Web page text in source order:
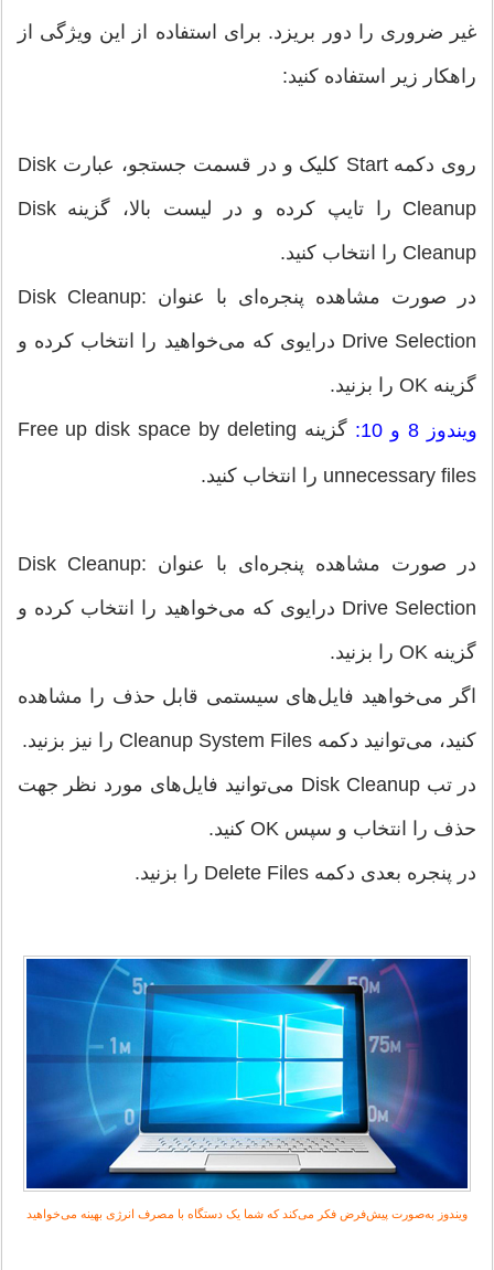
غیر ضروری را دور بریزد. برای استفاده از این ویژگی از
راهکار زیر استفاده کنید:
روی دکمه Start کلیک و در قسمت جستجو، عبارت Disk
Cleanup را تایپ کرده و در لیست بالا، گزینه Disk
Cleanup را انتخاب کنید.
در صورت مشاهده پنجره‌ای با عنوان Disk Cleanup:
Drive Selection درایوی که می‌خواهید را انتخاب کرده و
گزینه OK را بزنید.
ویندوز 8 و 10: گزینه Free up disk space by deleting
unnecessary files را انتخاب کنید.
در صورت مشاهده پنجره‌ای با عنوان Disk Cleanup:
Drive Selection درایوی که می‌خواهید را انتخاب کرده و
گزینه OK را بزنید.
اگر می‌خواهید فایل‌های سیستمی قابل حذف را مشاهده
کنید، می‌توانید دکمه Cleanup System Files را نیز بزنید.
در تب Disk Cleanup می‌توانید فایل‌های مورد نظر جهت
حذف را انتخاب و سپس OK کنید.
در پنجره بعدی دکمه Delete Files را بزنید.
ویندوز به‌صورت پیش‌فرض فکر می‌کند که شما یک دستگاه با مصرف انرژی بهینه می‌خواهید